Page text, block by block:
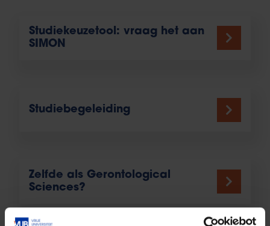
Studiekeuzetool: vraag het aan
SIMON
Studiebegeleiding
Zelfde als Gerontological
Sciences?